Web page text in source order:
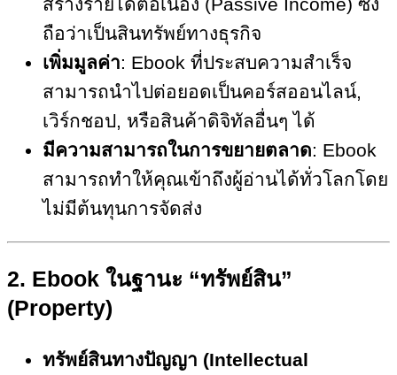
ถือว่าเป็นสินทรัพย์ทางธุรกิจ
เพิ่มมูลค่า: Ebook ที่ประสบความสำเร็จ
สามารถนำไปต่อยอดเป็นคอร์สออนไลน์,
เวิร์กชอป, หรือสินค้าดิจิทัลอื่นๆ ได้
มีความสามารถในการขยายตลาด: Ebook
สามารถทำให้คุณเข้าถึงผู้อ่านได้ทั่วโลกโดย
ไม่มีต้นทุนการจัดส่ง
2. Ebook ในฐานะ “ทรัพย์สิน”
(Property)
ทรัพย์สินทางปัญญา (Intellectual